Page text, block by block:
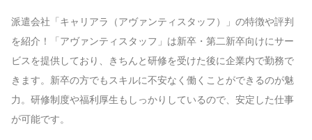
派遣会社「キャリアラ（アヴァンティスタッフ）」の特徴や評判
を紹介！「アヴァンティスタッフ」は新卒・第二新卒向けにサー
ビスを提供しており、きちんと研修を受けた後に企業内で勤務で
きます。新卒の方でもスキルに不安なく働くことができるのが魅
力。研修制度や福利厚生もしっかりしているので、安定した仕事
が可能です。